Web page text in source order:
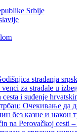
Srbije
stradanja
za stradale u
i suđenje
Очекивање да
без казне и након
na Perovačkoj cesti –